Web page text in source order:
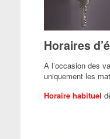
Horaires
À l’occasion des
uniquement les
Horaire habituel